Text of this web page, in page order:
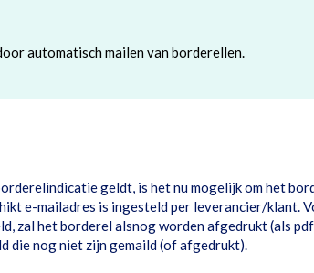
automatisch mailen van borderellen.
geldt, is het nu mogelijk om het
e-mailadres is ingesteld per leverancier/klant.
zal het borderel alsnog worden afgedrukt (als
die nog niet zijn gemaild (of afgedrukt).